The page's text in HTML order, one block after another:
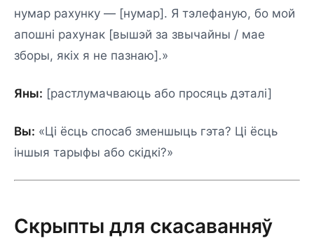
нумар рахунку — [нумар]. Я тэлефаную, бо мой
апошні рахунак [вышэй за звычайны / мае
зборы, якіх я не пазнаю].»
Яны: [растлумачваюць або просяць дэталі]
Вы: «Ці ёсць спосаб зменшыць гэта? Ці ёсць
іншыя тарыфы або скідкі?»
Скрыпты для скасаванняў